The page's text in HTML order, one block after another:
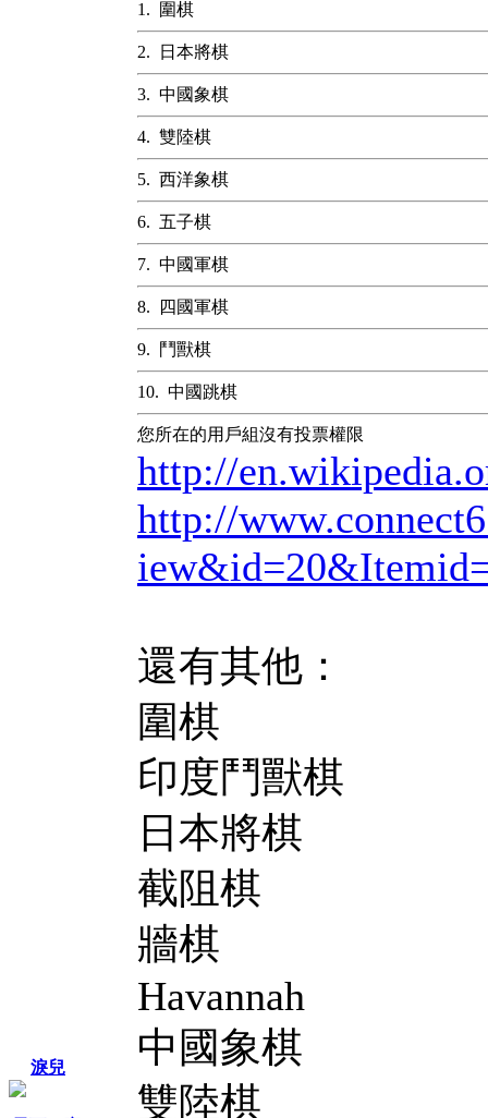
淚兒
1. 圍棋
2. 日本將棋
3. 中國象棋
4. 雙陸棋
5. 西洋象棋
6. 五子棋
7. 中國軍棋
8. 四國軍棋
9. 鬥獸棋
10. 中國跳棋
您所在的用戶組沒有投票權限
http://
http://
還有其他：
圍棋
印度鬥獸棋
日本將棋
截阻棋
牆棋
Havannah
中國象棋
雙陸棋